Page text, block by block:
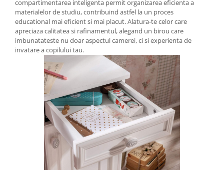
compartimentarea inteligenta permit organizarea eficienta a
materialelor de studiu, contribuind astfel la un proces
educational mai eficient si mai placut. Alatura-te celor care
apreciaza calitatea si rafinamentul, alegand un birou care
imbunatateste nu doar aspectul camerei, ci si experienta de
invatare a copilului tau.